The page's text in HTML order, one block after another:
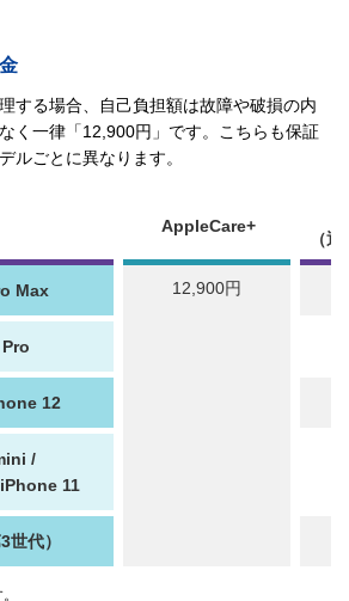
する場合、自己負担額は故障や破損の内
く一律「12,900円」です。こちらも保証
ルごとに異なります。
AppleCare+
（
Max 12,900円
12
/
11
代）